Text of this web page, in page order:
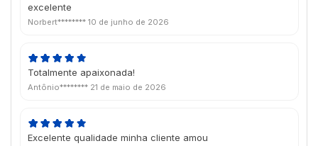
excelente
Norbert******** 10 de junho de 2026
Totalmente apaixonada!
Antônio******** 21 de maio de 2026
Excelente qualidade minha cliente amou